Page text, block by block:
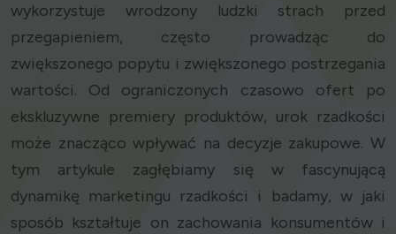
wykorzystuje wrodzony ludzki strach przed
przegapieniem, często prowadząc do
zwiększonego popytu i zwiększonego postrzegania
wartości. Od ograniczonych czasowo ofert po
ekskluzywne premiery produktów, urok rzadkości
może znacząco wpływać na decyzje zakupowe. W
tym artykule zagłębiamy się w fascynującą
dynamikę marketingu rzadkości i badamy, w jaki
sposób kształtuje on zachowania konsumentów i